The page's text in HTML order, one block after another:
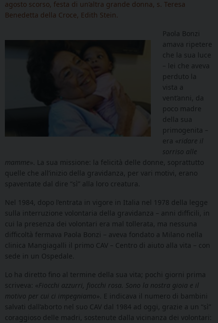
agosto scorso, festa di un’altra grande donna, s. Teresa
Benedetta della Croce, Edith Stein.
Paola Bonzi
amava ripetere
che la sua luce
– lei che aveva
perduto la
vista a
vent’anni, da
poco madre
della sua
primogenita –
era «ridare il
sorriso alle
mamme». La sua missione: la felicità delle donne, soprattutto
quelle che all’inizio della gravidanza, per vari motivi, erano
spaventate dal dire “sì” alla loro creatura.
Nel 1984, dopo l’entrata in vigore in Italia nel 1978 della legge
sulla interruzione volontaria della gravidanza – anni difficili, in
cui la presenza dei volontari era mal tollerata, ma nessuna
difficoltà fermava Paola Bonzi – aveva fondato a Milano nella
clinica Mangiagalli il primo CAV – Centro di aiuto alla vita – con
sede in un Ospedale.
Lo ha diretto fino al termine della sua vita; pochi giorni prima
scriveva: «Fiocchi azzurri, fiocchi rosa. Sono la nostra gioia e il
motivo per cui ci impegniamo». E indicava il numero di bambini
salvati dall’aborto nel suo CAV dal 1984 ad oggi, grazie a un “sì”
coraggioso delle madri, sostenute dalla vicinanza dei volontari: